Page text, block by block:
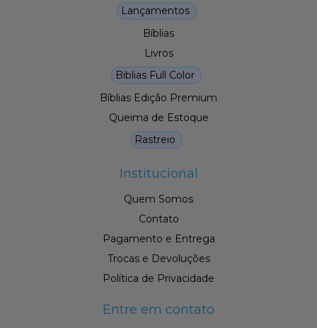
Lançamentos
Bíblias
Livros
Biblias Full Color
Bíblias Edição Premium
Queima de Estoque
Rastreio
Institucional
Quem Somos
Contato
Pagamento e Entrega
Trocas e Devoluções
Política de Privacidade
Entre em contato